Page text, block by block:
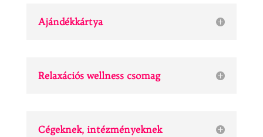
Ajándékkártya
Relaxációs wellness csomag
Cégeknek, intézményeknek